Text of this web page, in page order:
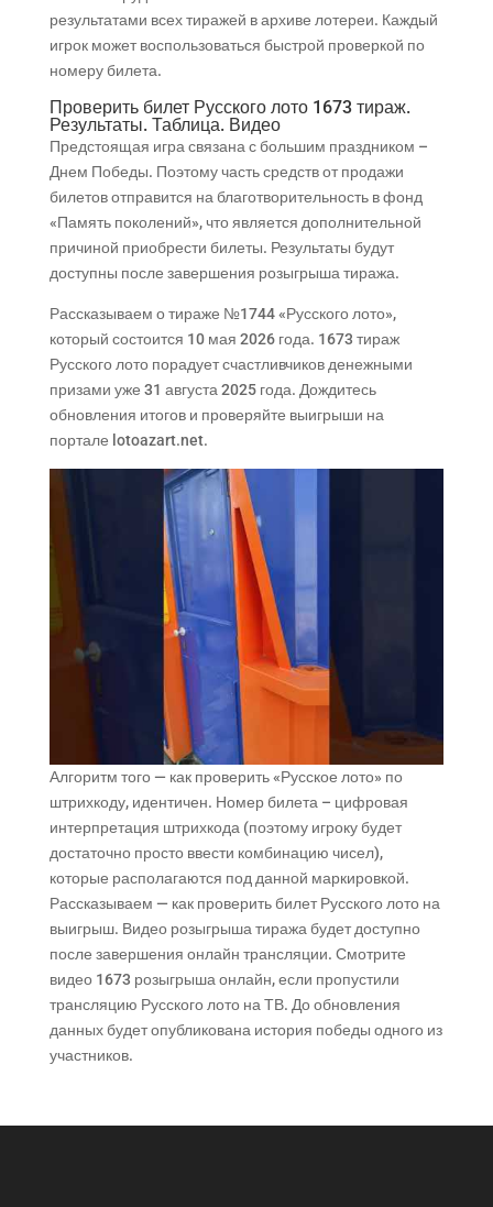
результатами всех тиражей в архиве лотереи. Каждый
игрок может воспользоваться быстрой проверкой по
номеру билета.
Проверить билет Русского лото 1673 тираж.
Результаты. Таблица. Видео
Предстоящая игра связана с большим праздником –
Днем Победы. Поэтому часть средств от продажи
билетов отправится на благотворительность в фонд
«Память поколений», что является дополнительной
причиной приобрести билеты. Результаты будут
доступны после завершения розыгрыша тиража.
Рассказываем о тираже №1744 «Русского лото»,
который состоится 10 мая 2026 года. 1673 тираж
Русского лото порадует счастливчиков денежными
призами уже 31 августа 2025 года. Дождитесь
обновления итогов и проверяйте выигрыши на
портале lotoazart.net.
Алгоритм того — как проверить «Русское лото» по
штрихкоду, идентичен. Номер билета – цифровая
интерпретация штрихкода (поэтому игроку будет
достаточно просто ввести комбинацию чисел),
которые располагаются под данной маркировкой.
Рассказываем — как проверить билет Русского лото на
выигрыш. Видео розыгрыша тиража будет доступно
после завершения онлайн трансляции. Смотрите
видео 1673 розыгрыша онлайн, если пропустили
трансляцию Русского лото на ТВ. До обновления
данных будет опубликована история победы одного из
участников.